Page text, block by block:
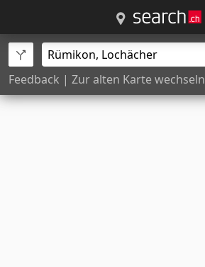
Feedback | Zur alten Karte wechseln